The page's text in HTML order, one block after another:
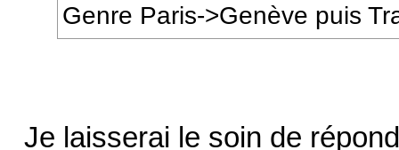
Genre Paris->Genève puis
Je laisserai le soin de